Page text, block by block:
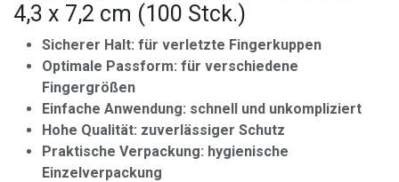
4,3 x 7,2 cm (100 Stck.)
Sicherer Halt: für verletzte Fingerkuppen
Optimale Passform: für verschiedene
Fingergrößen
Einfache Anwendung: schnell und unkompliziert
Hohe Qualität: zuverlässiger Schutz
Praktische Verpackung: hygienische
Einzelverpackung